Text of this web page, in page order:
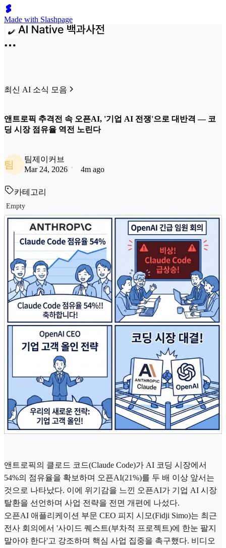
Made with Slashpage
최신 AI 소식 모음
앤트로픽 추격전 속 오픈AI, '기업 AI 전쟁'으로 대반격 — 코
딩 시장 점유율 역전 노린다
팀
팀제이커브
Mar 24, 2026
4m ago
카테고리
Empty
앤트로픽의 클로드 코드(Claude Code)가 AI 코딩 시장에서
54%의 점유율을 확보하며 오픈AI(21%)를 두 배 이상 앞서는
것으로 나타났다. 이에 위기감을 느낀 오픈AI가 기업 AI 시장
탈환을 선언하며 사업 전략을 전면 개편에 나섰다.
오픈AI 애플리케이션 부문 CEO 피지 시모(Fidji Simo)는 최근
전사 회의에서 '사이드 퀘스트(부차적 프로젝트)에 한눈 팔지
말아야 한다'고 강조하며 핵심 사업 집중을 촉구했다. 비디오